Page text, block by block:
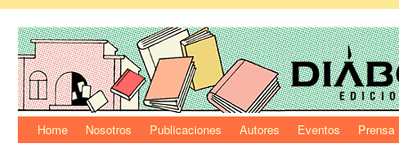
Home Nosotros Publicaciones Autores Eventos Prensa